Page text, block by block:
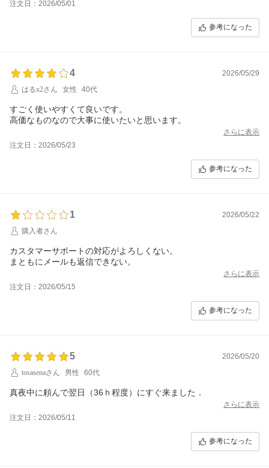
注文日：2026/05/01
参考になった
4
2026/05/29
はるx2さん
女性 40代
すごく使いやすくて良いです。
高価なものなので大事に使いたいと思います。
さらに表示
注文日：2026/05/23
参考になった
1
2026/05/22
購入者さん
カスタマーサポートの対応がよろしくない。
まともにメールも返信できない。
さらに表示
注文日：2026/05/15
参考になった
5
2026/05/20
tosasenaさん
男性 60代
真夜中に頼んで翌日（36ｈ程度）にすぐ来ました．
さらに表示
注文日：2026/05/11
参考になった